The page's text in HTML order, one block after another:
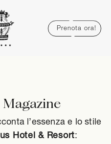
Prenota ora!
l’essenza e lo stile
Hotel & Resort: